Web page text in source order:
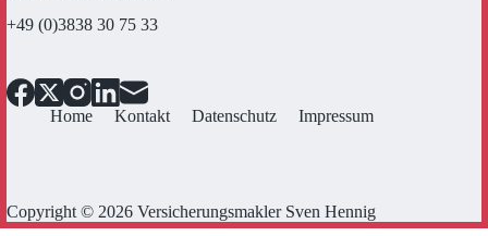
+49 (0)3838 30 75 33
Home Kontakt Datenschutz Impressum
Copyright © 2026 Versicherungsmakler Sven Hennig
Cookie Consent mit Real Cookie Banner